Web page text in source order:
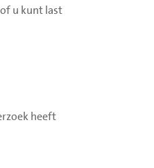
u kunt last
heeft